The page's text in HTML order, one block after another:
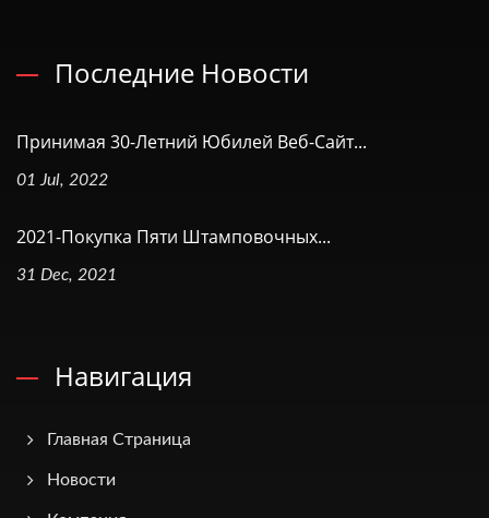
Последние Новости
Принимая 30-Летний Юбилей Веб-Сайт...
01 Jul, 2022
2021-Покупка Пяти Штамповочных...
31 Dec, 2021
Навигация
Главная Страница
Новости